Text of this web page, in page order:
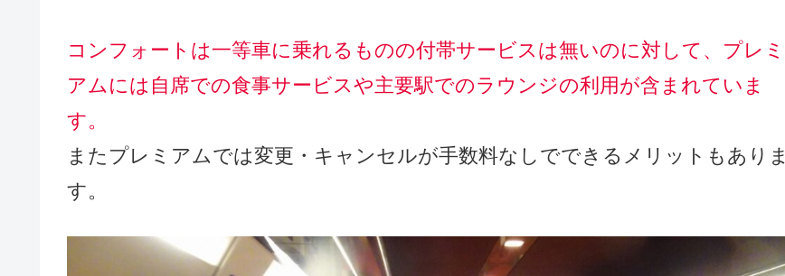
コンフォートは一等車に乗れるものの付帯サービスは無いのに対して、プレミ
アムには自席での食事サービスや主要駅でのラウンジの利用が含まれていま
す。
またプレミアムでは変更・キャンセルが手数料なしでできるメリットもありま
す。